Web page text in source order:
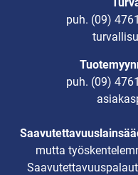
puh. (09)
puh. (09)
mutta